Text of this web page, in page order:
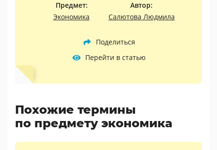
Предмет:
Экономика
Автор:
Салютова Людмила
Поделиться
Перейти в статью
Похожие термины
по предмету экономика